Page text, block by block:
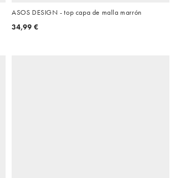
ASOS DESIGN - top capa de malla marrón
34,99 €